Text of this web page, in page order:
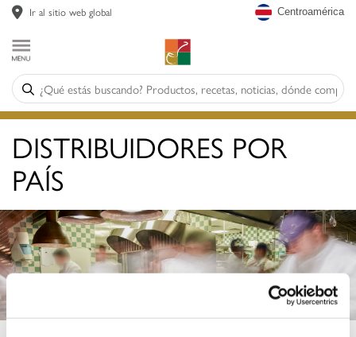
Centroamérica
Ir al sitio web global
DISTRIBUIDORES POR
PAÍS